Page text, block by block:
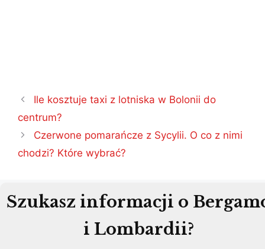
Nawigacja
wpisu
Ile kosztuje taxi z lotniska w Bolonii do
centrum?
Czerwone pomarańcze z Sycylii. O co z nimi
chodzi? Które wybrać?
Szukasz informacji o
i Lombardii?